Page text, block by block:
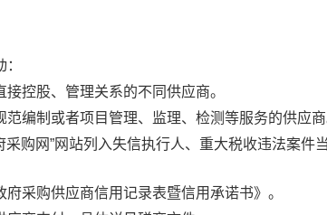
控股、管理关系的不同供应商。
编制或者项目管理、监理、检测等服务的供应商
采购网”网站列入失信执行人、重大税收违法案
采购供应商信用记录表暨信用承诺书》。